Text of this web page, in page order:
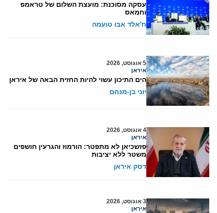
עסקה מסוכנת: מועצת השלום של טראמפ
וחמאס
ח'אלד אבו טועמה
5 אוגוסט, 2026
איראן
הים התיכון עשוי להיות החזית הבאה של איראן
יוני בן-מנחם
4 אוגוסט, 2026
איראן
פזשכיאן לא מתפטר: הורמוז והגרעין חושפים
משטר ללא יציבות
דסק איראן
3 אוגוסט, 2026
איראן